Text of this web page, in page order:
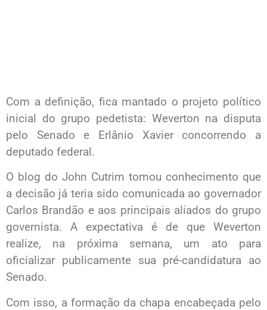
Com a definição, fica mantado o projeto político
inicial do grupo pedetista: Weverton na disputa
pelo Senado e Erlânio Xavier concorrendo a
deputado federal.
O blog do John Cutrim tomou conhecimento que
a decisão já teria sido comunicada ao governador
Carlos Brandão e aos principais aliados do grupo
governista. A expectativa é de que Weverton
realize, na próxima semana, um ato para
oficializar publicamente sua pré-candidatura ao
Senado.
Com isso, a formação da chapa encabeçada pelo